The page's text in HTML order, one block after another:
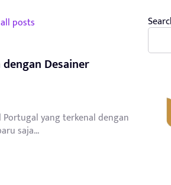
posts
Desainer
yang terkenal dengan
saja...